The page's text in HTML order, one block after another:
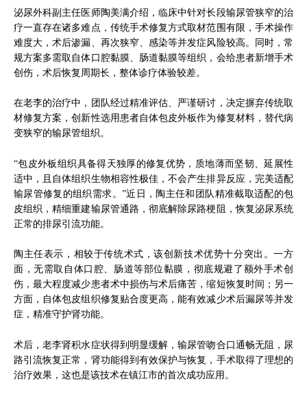
泌尿外科副主任医师陶美满介绍，临床中针对长段输尿管狭窄的治
疗一直存在诸多难点，传统手术修复方式取材范围有限，手术操作
难度大，术后渗漏、再次狭窄、感染等并发症风险较高。同时，常
规方案多需取自体口腔黏膜、肠道黏膜等组织，会给患者新增手术
创伤，术后恢复周期长，整体诊疗体验较差。
在老李的治疗中，团队经过精准评估、严谨研讨，决定摒弃传统取
材修复方案，创新性选用患者自体包皮外板作为修复材料，替代病
变狭窄的输尿管组织。
“包皮外板组织具备得天独厚的修复优势，质地薄而坚韧、延展性
适中，且自体组织生物相容性极佳，不会产生排异反应，完美适配
输尿管修复的组织需求。”近日，陶主任和团队精准截取适配的包
皮组织，精细重建输尿管通路，彻底解除尿路梗阻，恢复泌尿系统
正常的排尿引流功能。
陶主任表示，相较于传统术式，该创新技术优势十分突出。一方
面，无需取自体口腔、肠道等部位黏膜，彻底规避了额外手术创
伤，最大程度减少患者术中损伤与术后痛苦，缩短恢复时间；另一
方面，自体包皮组织修复贴合度更高，能有效减少术后漏尿等并发
症，精准守护肾功能。
术后，老李肾积水症状得到明显缓解，输尿管吻合口通畅无阻，尿
路引流恢复正常，肾功能得到有效保护与恢复，手术取得了理想的
治疗效果，这也是该技术在镇江市的首次成功应用。